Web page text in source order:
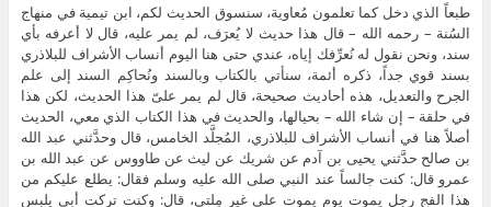
طبعاً الذي دخل كما تعلمون مُعاوية، سنسوق الحديث لكم، ابن تيمية في منهاج
السُنة – رحمه الله – قال هذا حديث لا يُعرَف، لم يمر عليه، قال لا أعرفه بأي
سند، ونحن نقول له نُعرِّفك إياه، عندي حتى هنا اليوم أنساب الأشراف للبلاذري
بسند قوي جداً، ذكره أئمة، سنأتي بالكتاب وبالسند ونُحاكِم السند إلى علم
الجرح والتعديل، هذه أحاديث صحيحة، قال لم يمر علىّ هذا الحديث، لكن هذا
في حلقة – إن شاء الله – بحيالها، والحديث في هذا الكتاب الذي معي، الحديث
أصلاً هنا في أنساب الأشراف للبلاذري، المُجلَّد الخامس، قال وحدَّثني عبد الله
بن صالح حدَّثني يحيى بن آدم عن شريك عن ليث عن طاووس عن عبد الله بن
عمرو قال: كنت جالساً عند النبي صلى الله عليه وسلم فقال: يطلع عليكم من
هذا الفج رجل يموت يوم يموت على غير مِلتي، قال: وكنت تركت أبي يلبس